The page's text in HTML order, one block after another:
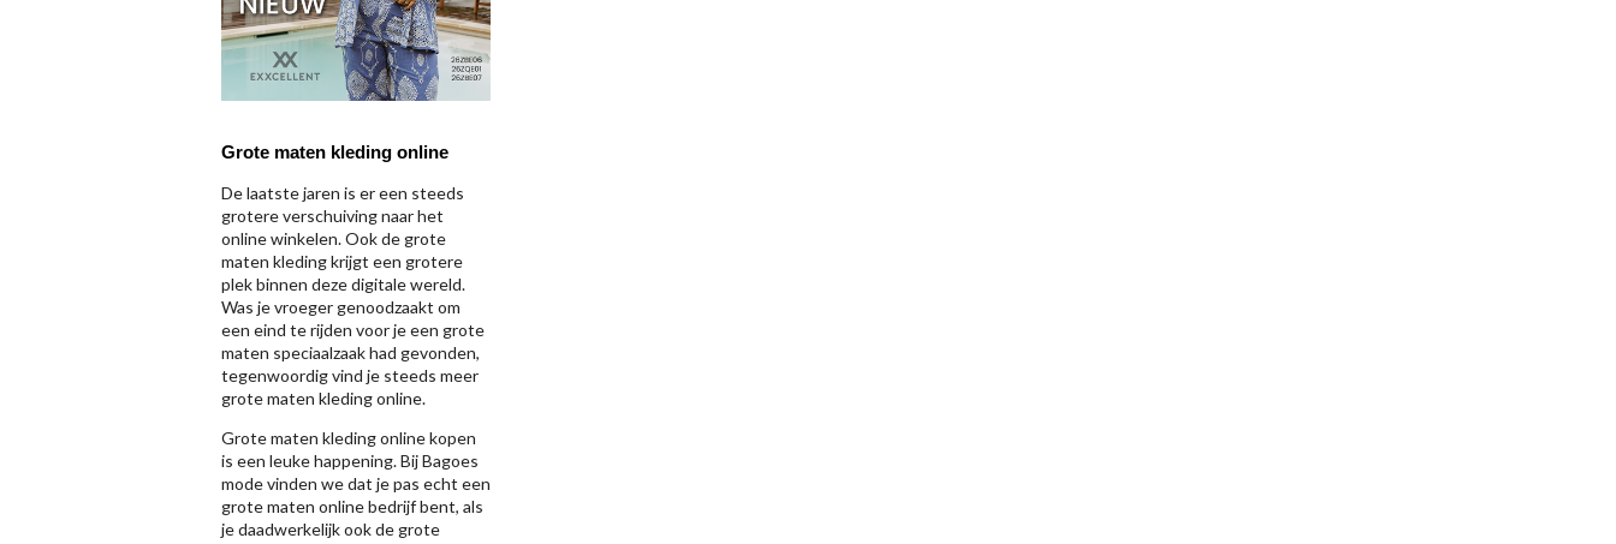
Grote maten kleding online
De laatste jaren is er een steeds
grotere verschuiving naar het
online winkelen. Ook de grote
maten kleding krijgt een grotere
plek binnen deze digitale wereld.
Was je vroeger genoodzaakt om
een eind te rijden voor je een grote
maten speciaalzaak had gevonden,
tegenwoordig vind je steeds meer
grote maten kleding online.
Grote maten kleding online kopen
is een leuke happening. Bij Bagoes
mode vinden we dat je pas echt een
grote maten online bedrijf bent, als
je daadwerkelijk ook de grote